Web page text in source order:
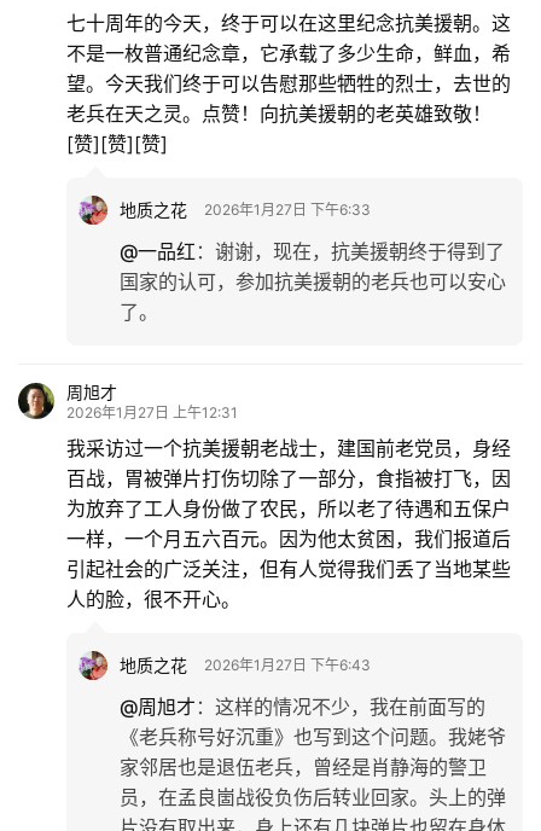
七十周年的今天，终于可以在这里纪念抗美援朝。这
不是一枚普通纪念章，它承载了多少生命，鲜血，希
望。今天我们终于可以告慰那些牺牲的烈士，去世的
老兵在天之灵。点赞！向抗美援朝的老英雄致敬！
[赞][赞][赞]
地质之花 2026年1月27日 下午6:33
@一品红 ： 谢谢，现在，抗美援朝终于得到了
国家的认可，参加抗美援朝的老兵也可以安心
了。
周旭才
2026年1月27日 上午12:31
我采访过一个抗美援朝老战士，建国前老党员，身经
百战，胃被弹片打伤切除了一部分，食指被打飞，因
为放弃了工人身份做了农民，所以老了待遇和五保户
一样，一个月五六百元。因为他太贫困，我们报道后
引起社会的广泛关注，但有人觉得我们丢了当地某些
人的脸，很不开心。
地质之花 2026年1月27日 下午6:43
@周旭才 ： 这样的情况不少，我在前面写的
《老兵称号好沉重》也写到这个问题。我姥爷
家邻居也是退伍老兵，曾经是肖静海的警卫
员，在孟良崮战役负伤后转业回家。头上的弹